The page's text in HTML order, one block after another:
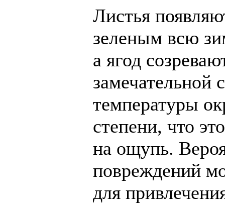
Листья
зеленым всю
а ягод
замечательной
температуры
степени, что
на ощупь.
повреждений
для